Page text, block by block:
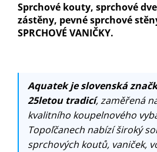
Sprchové kouty, sprchové
zástěny, pevné sprchové
SPRCHOVÉ VANIČKY.
Aquatek je slovenská
25letou tradicí, zaměřená
kvalitního koupelnového
Topoľčanech nabízí široký
sprchových koutů, vaniček,